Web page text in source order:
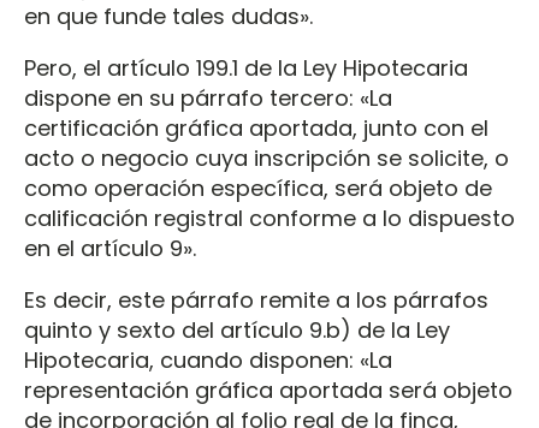
en que funde tales dudas».
Pero, el artículo 199.1 de la Ley Hipotecaria
dispone en su párrafo tercero: «La
certificación gráfica aportada, junto con el
acto o negocio cuya inscripción se solicite, o
como operación específica, será objeto de
calificación registral conforme a lo dispuesto
en el artículo 9».
Es decir, este párrafo remite a los párrafos
quinto y sexto del artículo 9.b) de la Ley
Hipotecaria, cuando disponen: «La
representación gráfica aportada será objeto
de incorporación al folio real de la finca,